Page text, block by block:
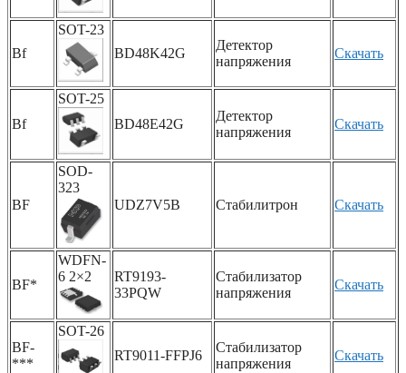
Bf
SOT-23
BD48K42G
Детектор
напряжения
Скачать
Bf
SOT-25
BD48E42G
Детектор
напряжения
Скачать
BF
SOD-
323
UDZ7V5B
Стабилитрон Скачать
BF*
WDFN-
6 2×2
RT9193-
33PQW
Стабилизатор
напряжения
Скачать
BF-
***
SOT-26
RT9011-FFPJ6
Стабилизатор
напряжения
Скачать